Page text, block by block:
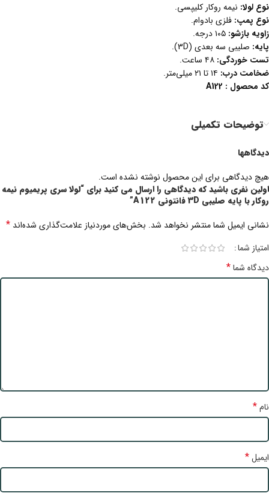
نوع لولا: نیمه روکار کلیپسی.
نوع پمپ: فلزی بادوام.
زاویه بازشو:
پایه: صلیبی سه بعدی (3D).
تست خوردگی:
ضخامت درب:
کد محصول : A122
توضیحات تکمیلی
دیدگاهها
هیچ دیدگاهی برای این محصول نوشته نشده است.
اولین نفری باشید که دیدگاهی را ارسال می کنید برای “لولا سری پریمیوم نیمه
روکار با پایه صلیبی 3D فانتونی A122”
نشانی ایمیل شما منتشر نخواهد شد. بخش‌های موردنیاز علامت‌گذاری شده‌اند *
امتیاز شما
دیدگاه شما*
نام*
ایمیل*